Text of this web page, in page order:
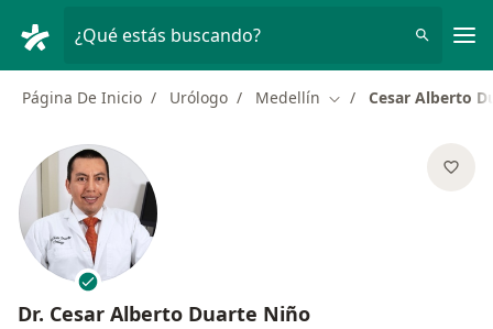
¿Qué estás buscando?
Página De Inicio Urólogo Medellín Cambiar de ciudad
Cesar Alberto
Dr. Cesar Alberto Duarte Niño